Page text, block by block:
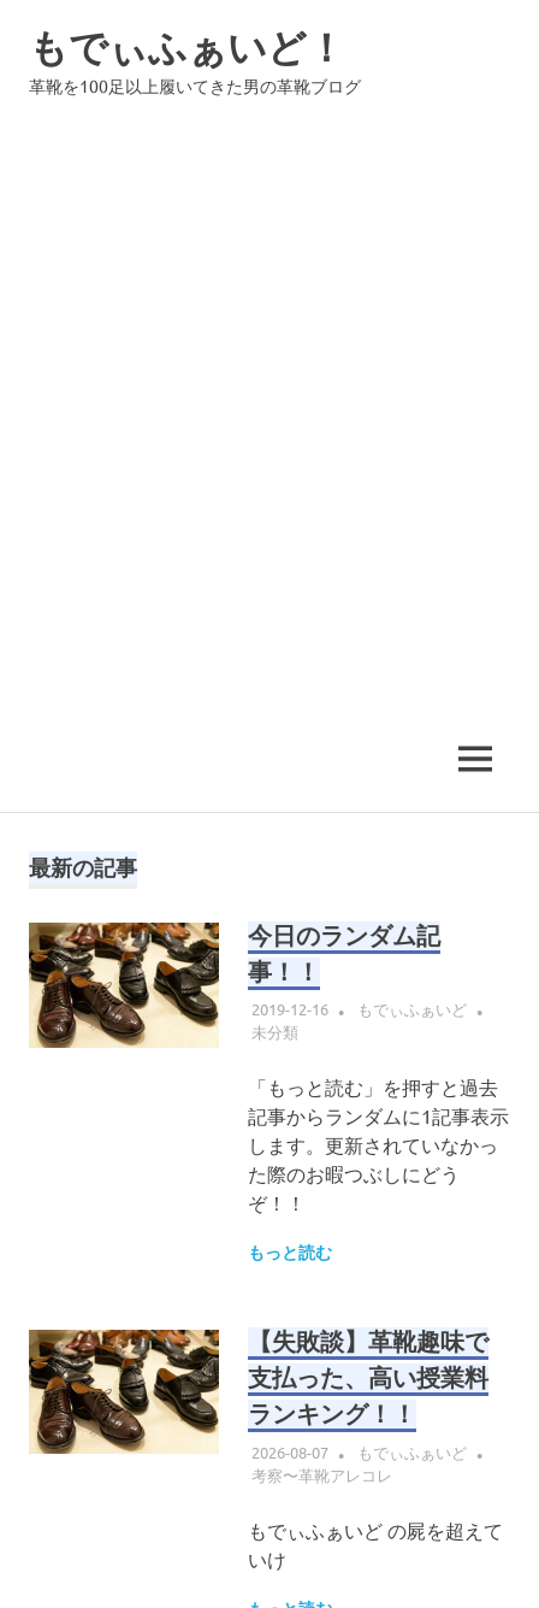
もでぃふぁいど！
革靴を100足以上履いてきた男の革靴ブログ
MENU
最新の記事
今日のランダム記
事！！
2019-12-16
もでぃふぁいど
未分類
「もっと読む」を押すと過去
記事からランダムに1記事表示
します。更新されていなかっ
た際のお暇つぶしにどう
ぞ！！
もっと読む
【失敗談】革靴趣味で
支払った、高い授業料
ランキング！！
2026-08-07
もでぃふぁいど
考察〜革靴アレコレ
もでぃふぁいど の屍を超えて
いけ